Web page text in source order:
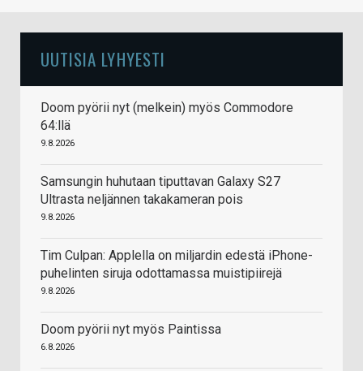
UUTISIA LYHYESTI
Doom pyörii nyt (melkein) myös Commodore
64:llä
9.8.2026
Samsungin huhutaan tiputtavan Galaxy S27
Ultrasta neljännen takakameran pois
9.8.2026
Tim Culpan: Applella on miljardin edestä iPhone-
puhelinten siruja odottamassa muistipiirejä
9.8.2026
Doom pyörii nyt myös Paintissa
6.8.2026